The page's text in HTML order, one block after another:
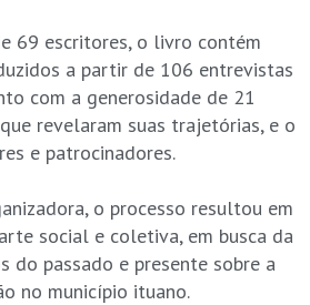
69 escritores, o livro contém
a partir de 106 entrevistas
com a generosidade de 21
revelaram suas trajetórias, e o
e patrocinadores.
o processo resultou em
social e coletiva, em busca da
do passado e presente sobre a
no município ituano.